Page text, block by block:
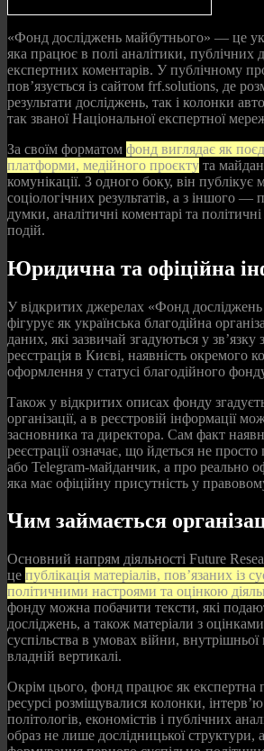
«Фонд досліджень майбутнього» — це
яка працює в полі аналітики, публічних
експертних коментарів. У публічному
пов’язується із сайтом frf.solutions, де
результати досліджень, так і колонки
так званої Національної експертної
За своїм форматом фонд виглядає як
платформи, медійного проєкту та
комунікації. З одного боку, він публікує
соціологічних результатів, а з іншого —
думки, аналітичні коментарі та
подій.
Юридична та офіційна
У відкритих джерелах «Фонд
фігурує як українська благодійна
даних, які зазвичай згадуються у
реєстрація в Києві, наявність
оформлення у статусі благодійного
Також у відкритих описах фонду
організації, а в реєстровій інформації
засновника та директора. Сам факт
реєстрації означає, що йдеться не
або Telegram-майданчик, а про реально
яка має офіційну присутність у
Чим займається
Основний напрям діяльності Future
це публікація матеріалів, пов’язаних із
політичними настроями та оцінкою
фонду можна побачити тексти, які
досліджень, а також матеріали з
суспільства в умовах війни, внутрішньої
владній вертикалі.
Окрім цього, фонд працює як експертна
ресурсі розміщувалися колонки,
політологів, економістів і публічних
образ не лише дослідницької структури,